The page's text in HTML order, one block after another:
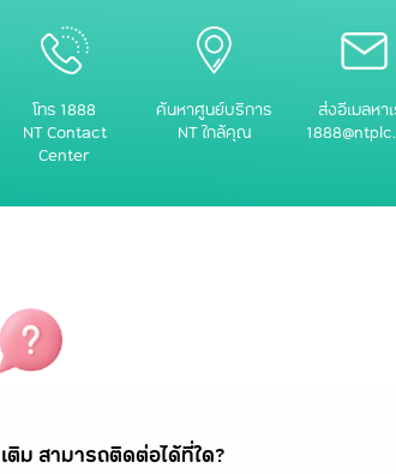
โทร 1888
NT Contact
Center
ค้นหาศูนย์บริการ
NT ใกล้คุณ
ส่งอีเมลหา
ม สามารถติดต่อได้ที่ใด?